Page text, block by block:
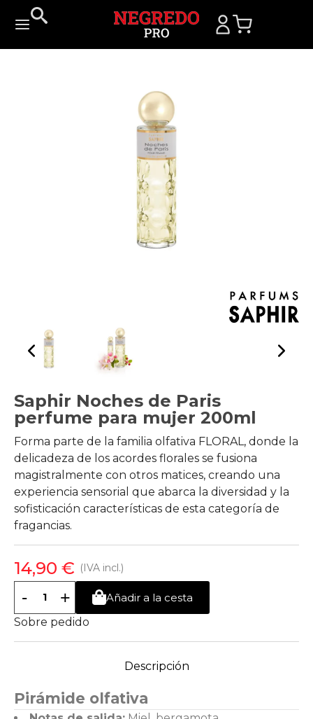
Saphir Noches de Paris
perfume para mujer 200ml
Forma parte de la familia olfativa FLORAL, donde la
delicadeza de los acordes florales se fusiona
magistralmente con otros matices, creando una
experiencia sensorial que abarca la diversidad y la
sofisticación características de esta categoría de
fragancias.
14,90 € (IVA incl.)
- +
Añadir a la cesta
Sobre pedido
Descripción
Pirámide olfativa